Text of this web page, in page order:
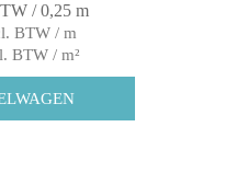
/ 0,25 m
BTW / m
BTW / m²